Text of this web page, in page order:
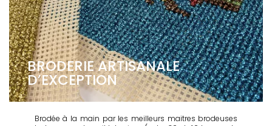
BRODERIE ARTISANALE
D’EXCEPTION
Brodée à la main par les meilleurs maitres brodeuses